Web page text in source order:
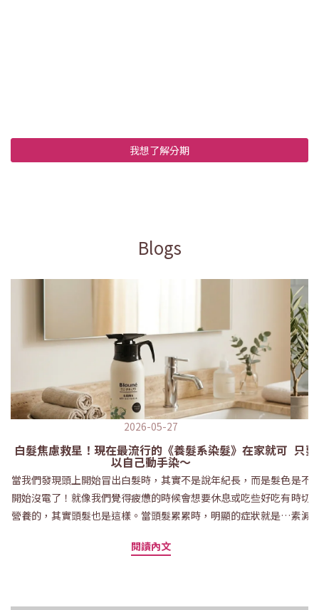
我想了解分期
Blogs
2026-05-27
白髮焦慮救星！現在最流行的《養髮系染髮》在家就可
以自己動手染～
當我們發現頭上開始冒出白髮時，其實不是說年紀長，而是髮色
開始沒電了！就像我們覺得疲憊的時候會想要休息或吃些好吃有
營養的，其實頭髮也是這樣。當頭髮累累時，明顯的症狀就是會
很適合開始使用將「染髮」與「護髮」概念結合在一起的護髮染
越來越乾、越來越毛躁，甚至頭皮敏感不舒服。到底護髮染是什
閱讀內文
只
是不
時切
素減
「白